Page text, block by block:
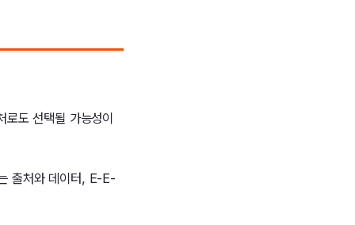
도 선택될 가능성이
출처와 데이터, E-E-